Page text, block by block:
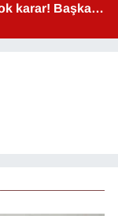
karar! Başkan